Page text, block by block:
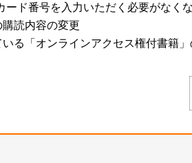
ド番号を入力いただく必要がなく
購読内容の変更
いる「オンラインアクセス権付書籍